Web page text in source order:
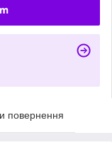
повернення